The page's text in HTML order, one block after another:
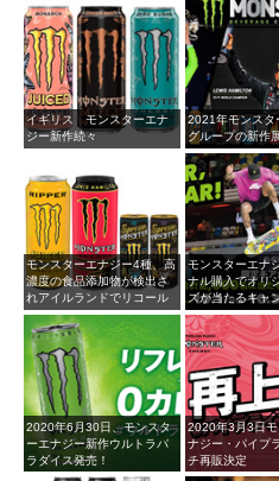
イギリス モンスターエナ
ジー新作続々
2021年モンスタ
グループの新作
モンスターエナジー4種、高
濃度の食品添加物が検出さ
れアイルランドでリコール
モンスターエナ
ナル購入でオリ
ズが当たるキャ
2020年6月30日、モンスタ
ーエナジー新作ウルトラパ
ラダイス発売！
2020年3月3日モ
ナジー・パイプ
チ再販決定